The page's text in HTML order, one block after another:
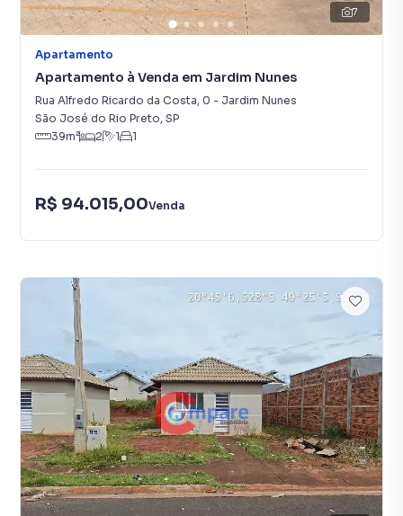
7
Apartamento
Apartamento à Venda em Jardim Nunes
Rua Alfredo Ricardo da Costa, 0 - Jardim Nunes
São José do Rio Preto, SP
39m² 2 1 1
R$ 94.015,00Venda